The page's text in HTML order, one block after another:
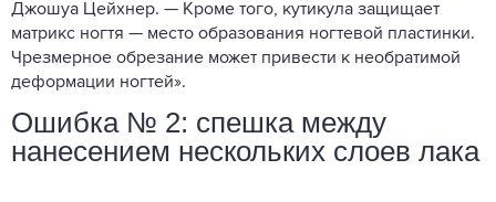
Джошуа Цейхнер. — Кроме того, кутикула защищает
матрикс ногтя — место образования ногтевой пластинки.
Чрезмерное обрезание может привести к необратимой
деформации ногтей».
Ошибка № 2: спешка между
нанесением нескольких слоев лака